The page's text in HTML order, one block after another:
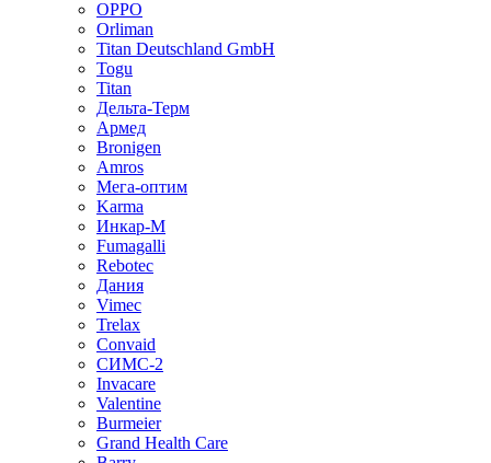
OPPO
Orliman
Titan Deutschland GmbH
Togu
Titan
Дельта-Терм
Армед
Bronigen
Amros
Мега-оптим
Karma
Инкар-М
Fumagalli
Rebotec
Дания
Vimec
Trelax
Convaid
СИМС-2
Invacare
Valentine
Burmeier
Grand Health Care